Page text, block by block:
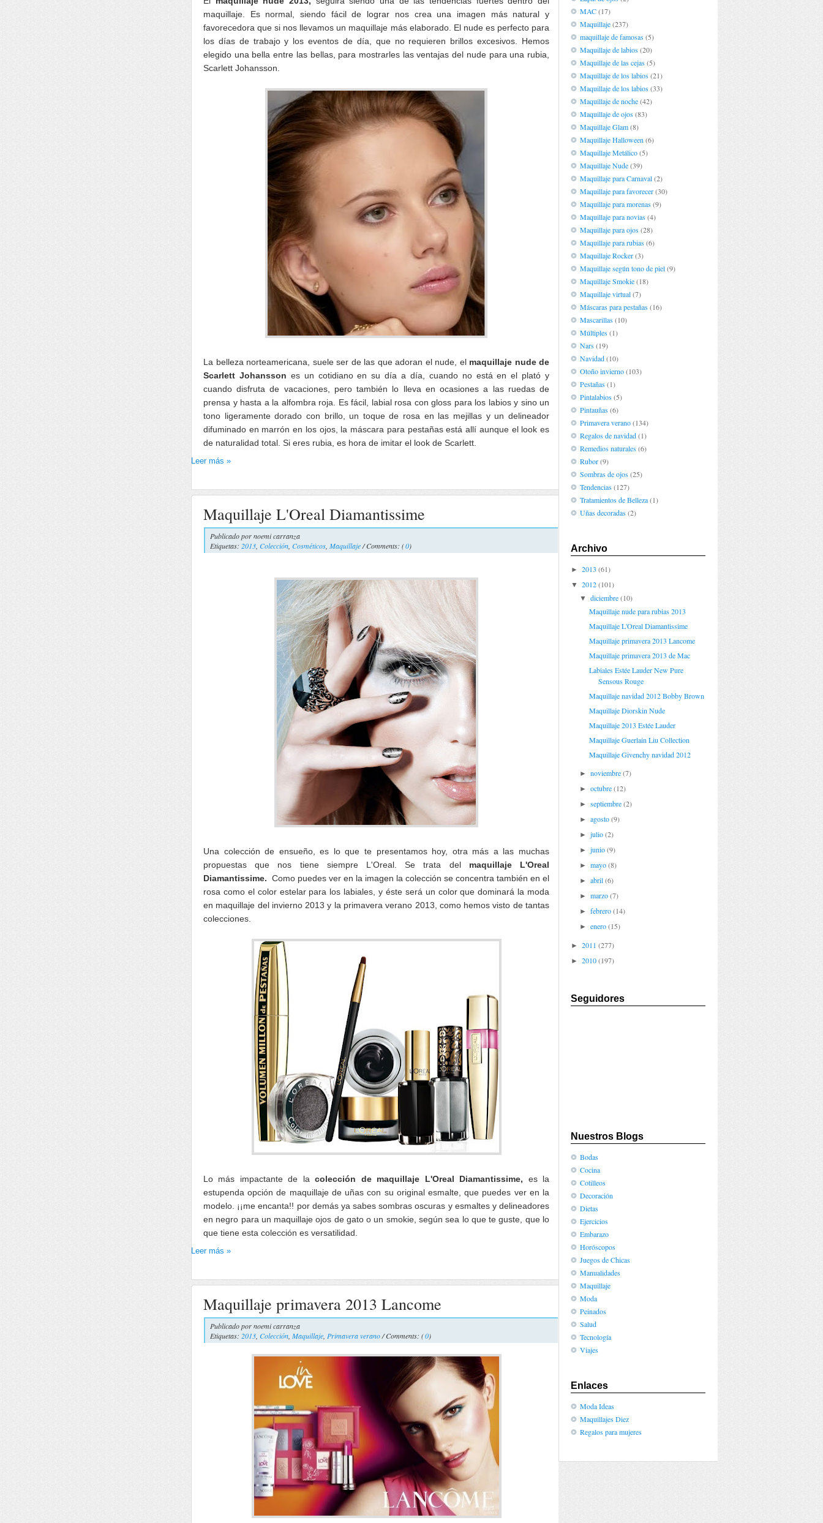
maquillaje. Es normal, siendo fácil de lograr nos crea una imagen más natural y
favorecedora que si nos llevamos un maquillaje más elaborado. El nude es perfecto para
los días de trabajo y los eventos de día, que no requieren brillos excesivos. Hemos
elegido una bella entre las bellas, para mostrarles las ventajas del nude para una rubia,
Scarlett Johansson.
La belleza norteamericana, suele ser de las que adoran el nude, el maquillaje nude de
Scarlett Johansson es un cotidiano en su día a día, cuando no está en el plató y
cuando disfruta de vacaciones, pero también lo lleva en ocasiones a las ruedas de
prensa y hasta a la alfombra roja. Es fácil, labial rosa con gloss para los labios y sino un
tono ligeramente dorado con brillo, un toque de rosa en las mejillas y un delineador
difuminado en marrón en los ojos, la máscara para pestañas está allí aunque el look es
de naturalidad total. Si eres rubia, es hora de imitar el look de Scarlett.
Leer más »
Maquillaje L'Oreal Diamantissime
Publicado pornoemi carranza
Etiquetas: 2013 Colección Cosméticos Maquillaje/ Comments: (0)
Una colección de ensueño, es lo que te presentamos hoy, otra más a las muchas
propuestas que nos tiene siempre L'Oreal. Se trata del maquillaje L'Oreal
Diamantissime. Como puedes ver en la imagen la colección se concentra también en el
rosa como el color estelar para los labiales, y éste será un color que dominará la moda
en maquillaje del invierno 2013 y la primavera verano 2013, como hemos visto de tantas
colecciones.
Lo más impactante de lacolección de maquillaje L'Oreal Diamantissime, es la
estupenda opción de maquillaje de uñas con su original esmalte, que puedes ver en la
modelo. ¡¡me encanta!! por demás ya sabes sombras oscuras y esmaltes y delineadores
en negro para un maquillaje ojos de gato o un smokie, según sea lo que te guste, que lo
que tiene esta colección es versatilidad.
Leer más »
Maquillaje primavera 2013 Lancome
Publicado pornoemi carranza
Etiquetas: 2013 Colección Maquillaje Primavera verano/ Comments: (0)
MAC(17)
Maquillaje(237)
maquillaje de famosas(5)
Maquillaje de labios(20)
Maquillaje de las cejas(5)
Maquillaje de los labios(21)
Maquillaje de los labios(33)
Maquillaje de noche(42)
Maquillaje de ojos(83)
Maquillaje Glam(8)
Maquillaje Halloween (6)
Maquillaje Metálico(5)
Maquillaje Nude(39)
Maquillaje para Carnaval(2)
Maquillaje para favorecer(30)
Maquillaje para morenas(9)
Maquillaje para novias(4)
Maquillaje para ojos(28)
Maquillaje para rubias(6)
Maquillaje Rocker(3)
Maquillaje según tono de piel(9)
Maquillaje Smokie(18)
Maquillaje virtual(7)
Máscaras para pestañas(16)
Mascarillas(10)
Múltiples(1)
Nars(19)
Navidad(10)
Otoño invierno(103)
Pestañas(1)
Pintalabios(5)
Pintauñas(6)
Primavera verano(134)
Regalos de navidad(1)
Remedios naturales(6)
Rubor(9)
Sombras de ojos(25)
Tendencias(127)
Tratamientos de Belleza(1)
Uñas decoradas(2)
Archivo
► 2013 (61)
▼ 2012(101)
▼diciembre (10)
Maquillaje nude para rubias 2013
Maquillaje L'Oreal Diamantissime
Maquillaje primavera 2013 Lancome
Maquillaje primavera 2013 de Mac
Labiales Estée Lauder New Pure
Sensous Rouge
Maquillaje navidad 2012 Bobby Brown
Maquillaje Diorskin Nude
Maquillaje 2013 Estée Lauder
Maquillaje Guerlain Liu Collection
Maquillaje Givenchy navidad 2012
►noviembre (7)
►octubre (12)
►septiembre (2)
►agosto (9)
►julio (2)
►junio (9)
►mayo (8)
►abril (6)
►marzo (7)
►febrero (14)
►enero (15)
► 2011 (277)
► 2010(197)
Seguidores
Nuestros Blogs
Bodas
Cocina
Cotilleos
Decoración
Dietas
Ejercicios
Embarazo
Horóscopos
Juegos de Chicas
Manualidades
Maquillaje
Moda
Peinados
Salud
Tecnología
Viajes
Enlaces
Moda Ideas
Maquillajes Diez
Regalos para mujeres